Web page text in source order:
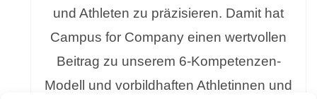
und Athleten zu präzisieren. Damit hat
Campus for Company einen wertvollen
Beitrag zu unserem 6-Kompetenzen-
Modell und vorbildhaften Athletinnen und